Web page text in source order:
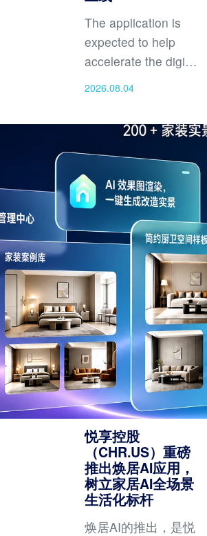
The application is
expected to help
accelerate the digital
transformation of the
intelligent design
tools accessible t
2026.08.04
悦享控股
（CHR.US）重磅
推出焕居AI应用，
树立家居AI全场景
生活化标杆
焕居AI的推出，是悦